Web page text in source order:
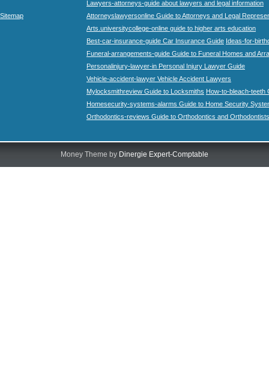
Sitemap
Lawyers-attorneys-guide about lawyers and legal information
Attorneyslawyersonline Guide to Attorneys and Legal
Arts.universitycollege-online guide to higher arts education
Best-car-insurance-guide Car Insurance Guide Ideas-for-
Funeral-arrangements-guide Guide to Funeral Homes and
Personalinjury-lawyer-in Personal Injury Lawyer Guide
Vehicle-accident-lawyer Vehicle Accident Lawyers
Mylocksmithreview Guide to Locksmiths How-to-bleach-teeth
Homesecurity-systems-alarms Guide to Home Security
Orthodontics-reviews Guide to Orthodontics and Orthodontists
Money Theme by Dinergie Expert-Comptable